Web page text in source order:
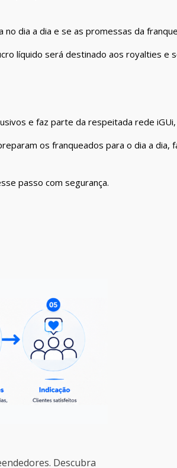
dia a dia e se as promessas da
líquido será destinado aos royalties e
e faz parte da respeitada rede
os franqueados para o dia a dia,
passo com segurança.
Descubra